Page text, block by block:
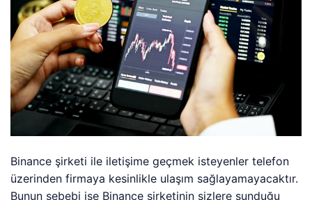
Binance şirketi ile iletişime geçmek isteyenler telefon
üzerinden firmaya kesinlikle ulaşım sağlayamayacaktır.
Bunun sebebi ise Binance şirketinin sizlere sunduğu